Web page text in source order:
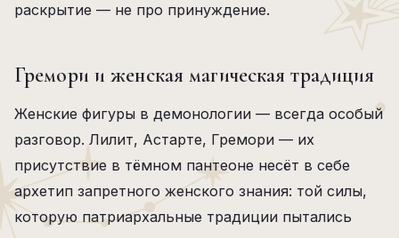
раскрытие — не про принуждение.
Гремори и женская магическая традиция
Женские фигуры в демонологии — всегда особый
разговор. Лилит, Астарте, Гремори — их
присутствие в тёмном пантеоне несёт в себе
архетип запретного женского знания: той силы,
которую патриархальные традиции пытались